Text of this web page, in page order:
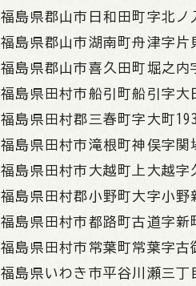
福島県郡山市日和田町字北ノ
福島県郡山市湖南町舟津字片
福島県郡山市喜久田町堀之内
福島県田村市船引町船引字大
福島県田村郡三春町字大町
福島県田村市滝根町神俣字関
福島県田村市大越町上大越字
福島県田村郡小野町大字小野
福島県田村市都路町古道字新
福島県田村市常葉町常葉字古
福島県いわき市平谷川瀬三丁